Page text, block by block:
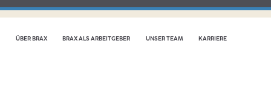
ÜBER BRAX BRAX ALS ARBEITGEBER UNSER TEAM KARRIERE